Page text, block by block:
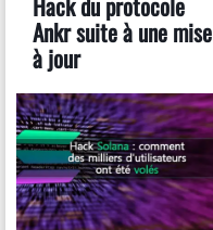
Ankr suite à une mise
à jour